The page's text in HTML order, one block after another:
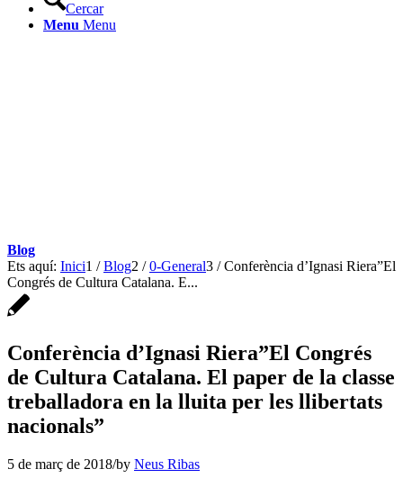
Cercar
Menu Menu
Blog
Ets aquí: Inici1 / Blog2 / 0-General3 / Conferència d’Ignasi Riera”El
Congrés de Cultura Catalana. E...
Conferència d’Ignasi Riera”El Congrés
de Cultura Catalana. El paper de la classe
treballadora en la lluita per les llibertats
nacionals”
5 de març de 2018/by Neus Ribas